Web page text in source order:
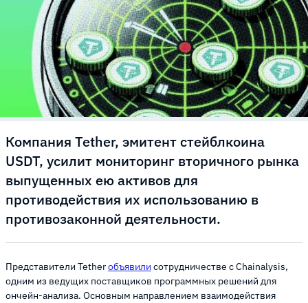
Компания Tether, эмитент стейблкоина
USDT, усилит мониторинг вторичного рынка
выпущенных ею активов для
противодействия их использованию в
противозаконной деятельности.
Представители Tetherобъявили сотрудничестве с Chainalysis,
одним из ведущих поставщиков программных решений для
ончейн-анализа. Основным направлением взаимодействия